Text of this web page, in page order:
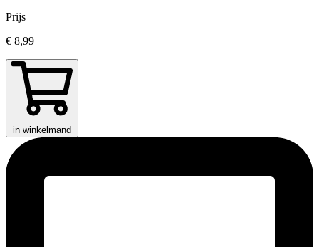
Prijs
€ 8,99
in winkelmand